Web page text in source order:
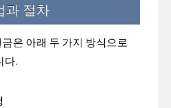
과 절차
은 아래 두 가지 방식으로
다.